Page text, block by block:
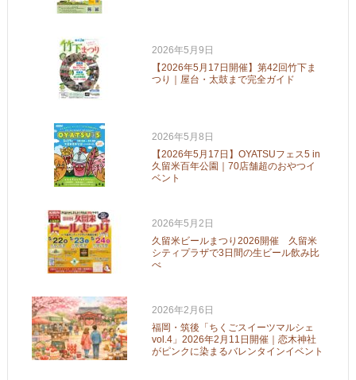
2026年5月9日
【2026年5月17日開催】第42回竹下ま
つり｜屋台・太鼓まで完全ガイド
2026年5月8日
【2026年5月17日】OYATSUフェス5 in
久留米百年公園｜70店舗超のおやつイ
ベント
2026年5月2日
久留米ビールまつり2026開催 久留米
シティプラザで3日間の生ビール飲み比
べ
2026年2月6日
福岡・筑後「ちくごスイーツマルシェ
vol.4」2026年2月11日開催｜恋木神社
がピンクに染まるバレンタインイベント